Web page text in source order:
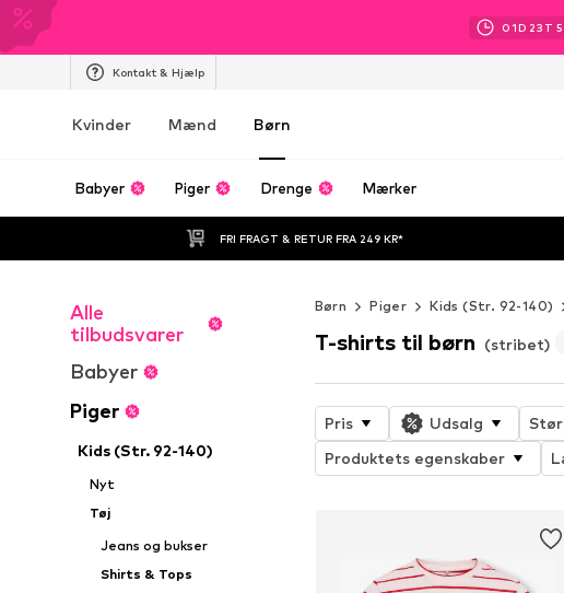
01D 23 T
Kontakt & Hjælp
Kvinder Mænd Børn
Babyer Piger Drenge Mærker
FRI FRAGT & RETUR FRA 249 KR*
Alle
tilbudsvarer
Babyer
Piger
Kids (Str. 92-140)
Nyt
Tøj
Jeans og bukser
Shirts & Tops
Børn Piger Kids (Str. 92-140)
T-shirts til børn (stribet)
Pris Udsalg
Produktets egenskaber